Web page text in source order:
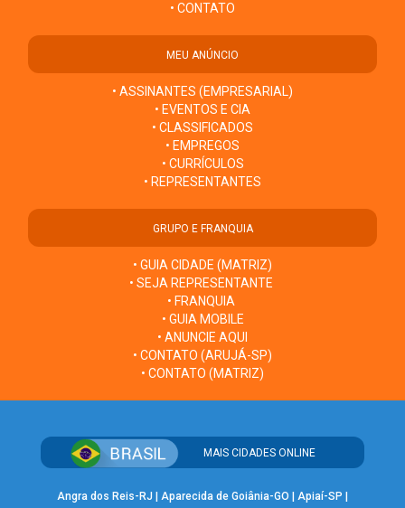
• CONTATO
MEU ANÚNCIO
• ASSINANTES (EMPRESARIAL)
• EVENTOS E CIA
• CLASSIFICADOS
• EMPREGOS
• CURRÍCULOS
• REPRESENTANTES
GRUPO E FRANQUIA
• GUIA CIDADE (MATRIZ)
• SEJA REPRESENTANTE
• FRANQUIA
• GUIA MOBILE
• ANUNCIE AQUI
• CONTATO (ARUJÁ-SP)
• CONTATO (MATRIZ)
MAIS CIDADES ONLINE
Angra dos Reis-RJ Aparecida de Goiânia-GO Apiaí-SP